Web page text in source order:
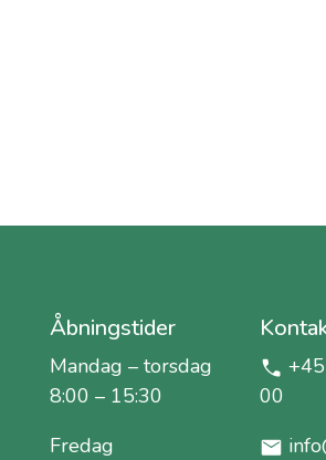
Åbningstider
Mandag – torsdag
8:00 – 15:30
Fredag
00